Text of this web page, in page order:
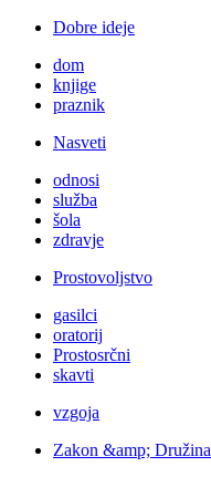
Dobre ideje
dom
knjige
praznik
Nasveti
odnosi
služba
šola
zdravje
Prostovoljstvo
gasilci
oratorij
Prostosrčni
skavti
vzgoja
Zakon &amp; Družina